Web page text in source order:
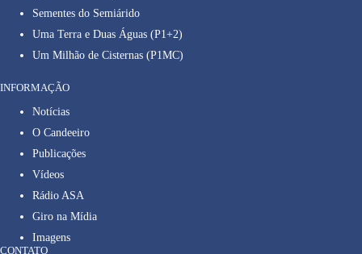
Sementes do Semiárido
Uma Terra e Duas Águas (P1+2)
Um Milhão de Cisternas (P1MC)
INFORMAÇÃO
Notícias
O Candeeiro
Publicações
Vídeos
Rádio ASA
Giro na Mídia
Imagens
CONTATO